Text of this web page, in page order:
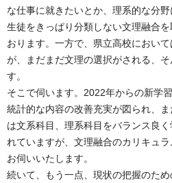
な仕事に就きたいとか、理系的な分
生徒をきっぱり分類しない文理融合
おります。一方で、県立高校におい
が、まだまだ文理の選択がされる、
す。
そこで伺います。2022年からの新学
統計的な内容の改善充実が図られ、
は文系科目、理系科目をバランス良
れていますが、文理融合のカリキュ
お伺いいたします。
続いて、もう一点、現状の把握のた